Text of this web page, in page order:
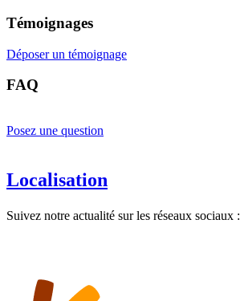
Témoignages
Déposer un témoignage
FAQ
Posez une question
Localisation
Suivez notre actualité sur les réseaux sociaux :